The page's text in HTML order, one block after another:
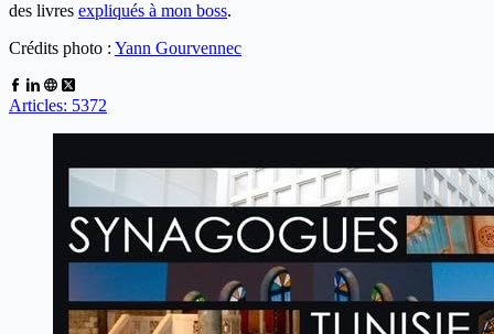
des livres expliqués à mon boss.
Crédits photo : Yann Gourvennec
Articles: 5372